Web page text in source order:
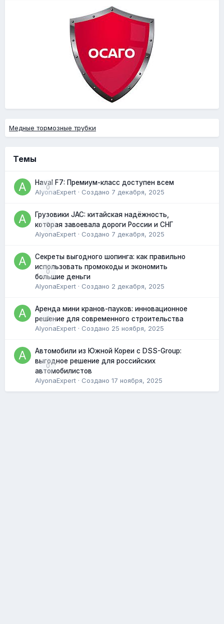
Медные тормозные трубки
Темы
0
Haval F7: Премиум-класс доступен всем
AlyonaExpert · Создано 7 декабря, 2025
0
Грузовики JAC: китайская надёжность,
которая завоевала дороги России и СНГ
AlyonaExpert · Создано 7 декабря, 2025
0
Секреты выгодного шопинга: как правильно
использовать промокоды и экономить
большие деньги
AlyonaExpert · Создано 2 декабря, 2025
0
Аренда мини кранов-пауков: инновационное
решение для современного строительства
AlyonaExpert · Создано 25 ноября, 2025
0
Автомобили из Южной Кореи с DSS-Group:
выгодное решение для российских
автомобилистов
AlyonaExpert · Создано 17 ноября, 2025